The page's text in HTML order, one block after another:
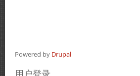
Powered by Drupal
用户登录